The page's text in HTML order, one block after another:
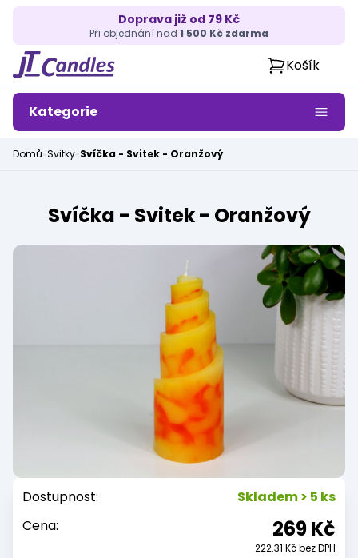
Doprava již od 79 Kč
Při objednání nad 1 500 Kč zdarma
Košík
Kategorie
Domů»Svitky»Svíčka - Svitek - Oranžový
Svíčka - Svitek - Oranžový
Dostupnost:
Skladem > 5 ks
Cena:
269 Kč
222.31 Kč bez DPH